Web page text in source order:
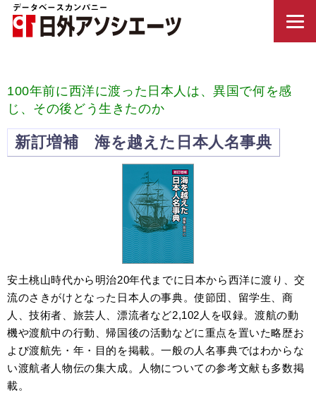
100年前に西洋に渡った日本人は、異国で何を感
じ、その後どう生きたのか
新訂増補 海を越えた日本人名事典
安土桃山時代から明治20年代までに日本から西洋に渡り、交
流のさきがけとなった日本人の事典。使節団、留学生、商
人、技術者、旅芸人、漂流者など2,102人を収録。渡航の動
機や渡航中の行動、帰国後の活動などに重点を置いた略歴お
よび渡航先・年・目的を掲載。一般の人名事典ではわからな
い渡航者人物伝の集大成。人物についての参考文献も多数掲
載。